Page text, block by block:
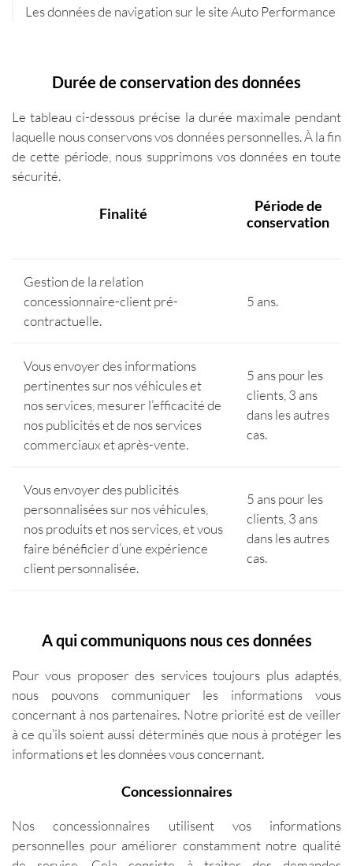
Les données de navigation sur le site Auto Performance
Durée de conservation des données
Le tableau ci-dessous précise la durée maximale pendant
laquelle nous conservons vos données personnelles. À la fin
de cette période, nous supprimons vos données en toute
sécurité.
Finalité
Période de
conservation
Gestion de la relation
concessionnaire-client pré-
contractuelle.
5 ans.
Vous envoyer des informations
pertinentes sur nos véhicules et
nos services, mesurer l’efficacité de
nos publicités et de nos services
commerciaux et après-vente.
5 ans pour les
clients, 3 ans
dans les autres
cas.
Vous envoyer des publicités
personnalisées sur nos véhicules,
nos produits et nos services, et vous
faire bénéficier d’une expérience
client personnalisée.
5 ans pour les
clients, 3 ans
dans les autres
cas.
A qui communiquons nous ces données
Pour vous proposer des services toujours plus adaptés,
nous pouvons communiquer les informations vous
concernant à nos partenaires. Notre priorité est de veiller
à ce qu’ils soient aussi déterminés que nous à protéger les
informations et les données vous concernant.
Concessionnaires
Nos concessionnaires utilisent vos informations
personnelles pour améliorer constamment notre qualité